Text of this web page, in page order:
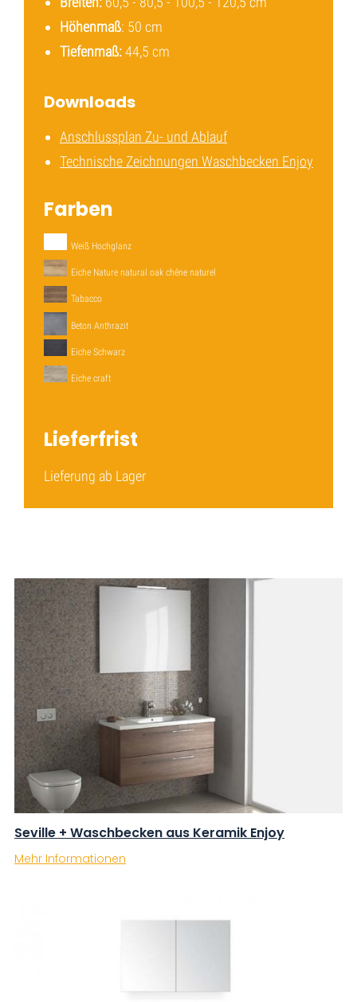
Höhenmaß: 50 cm
Tiefenmaß:44,5 cm
Downloads
Anschlussplan Zu- und Ablauf
Technische Zeichnungen Waschbecken Enjoy
Farben
Weiß Hochglanz
Eiche Nature natural oak chêne naturel
Tabacco
Beton Anthrazit
Eiche Schwarz
Eiche craft
Lieferfrist
Lieferung ab Lager
Seville + Waschbecken aus Keramik Enjoy
Mehr Informationen